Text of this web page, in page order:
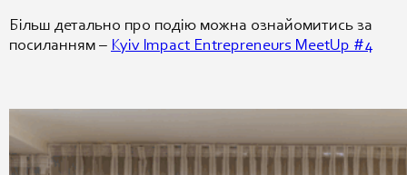
Більш детально про подію можна ознайомитись за
посиланням – Kyiv Impact Entrepreneurs MeetUp #4